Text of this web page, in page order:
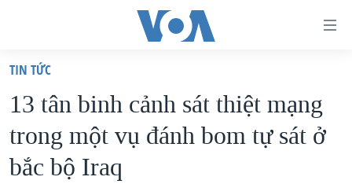
truy
cập
Tới
nội
VIỆT NAM
HOA KỲ
BIỂN ĐÔNG
TIN TỨC
13 tân binh cảnh sát thiệt mạng
trong một vụ đánh bom tự sát ở
bắc bộ Iraq